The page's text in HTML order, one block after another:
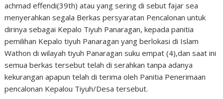
achmad effendi(39th) atau yang sering di sebut fajar sea
menyerahkan segala Berkas persyaratan Pencalonan untuk
dirinya sebagai Kepalo Tiyuh Panaragan, kepada panitia
pemilihan Kepalo tiyuh Panaragan yang berlokasi di Islam
Wathon di wilayah tiyuh Panaragan suku empat (4),dan saat ini
semua berkas tersebut telah di serahkan tanpa adanya
kekurangan apapun telah di terima oleh Panitia Penerimaan
pencalonan Kepalou Tiyuh/Desa tersebut.